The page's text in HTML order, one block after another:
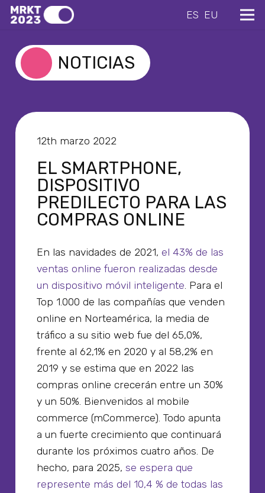
ES EU
NOTICIAS
12th marzo 2022
EL SMARTPHONE,
DISPOSITIVO
PREDILECTO PARA LAS
COMPRAS ONLINE
En las navidades de 2021, el 43% de las
ventas online fueron realizadas desde
un dispositivo móvil inteligente. Para el
Top 1.000 de las compañías que venden
online en Norteamérica, la media de
tráfico a su sitio web fue del 65,0%,
frente al 62,1% en 2020 y al 58,2% en
2019 y se estima que en 2022 las
compras online crecerán entre un 30%
y un 50%. Bienvenidos al mobile
commerce (mCommerce). Todo apunta
a un fuerte crecimiento que continuará
durante los próximos cuatro años. De
hecho, para 2025, se espera que
represente más del 10,4 % de todas las